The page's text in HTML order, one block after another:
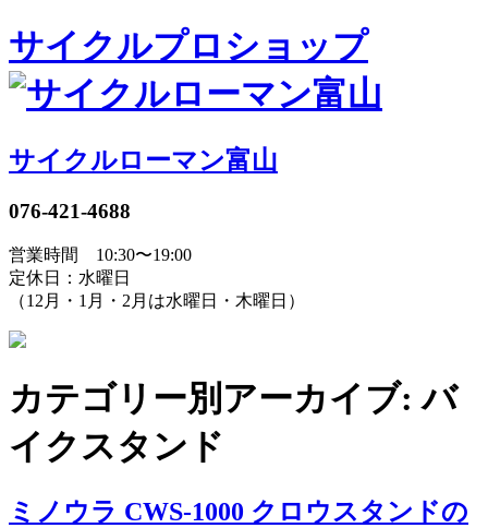
サイクルプロショップ
サイクルローマン富山
076-421-4688
営業時間 10:30〜19:00
定休日：水曜日
（12月・1月・2月は水曜日・木曜日）
カテゴリー別アーカイブ: バ
イクスタンド
ミノウラ CWS-1000 クロウスタンドの